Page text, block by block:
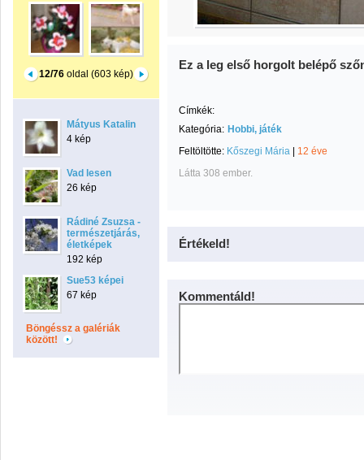
12/76 oldal (603 kép)
Mátyus Katalin
4 kép
Vad lesen
26 kép
Rádiné Zsuzsa -
természetjárás,
életképek
192 kép
Sue53 képei
67 kép
Böngéssz a galériák
között!
Ez a leg első horgolt belépő
Címkék:
Kategória: Hobbi, játék
Feltöltötte: Kőszegi Mária
12 éve
Látta 308 ember.
Értékeld!
Kommentáld!